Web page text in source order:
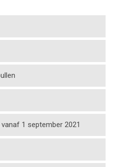
1 september 2021